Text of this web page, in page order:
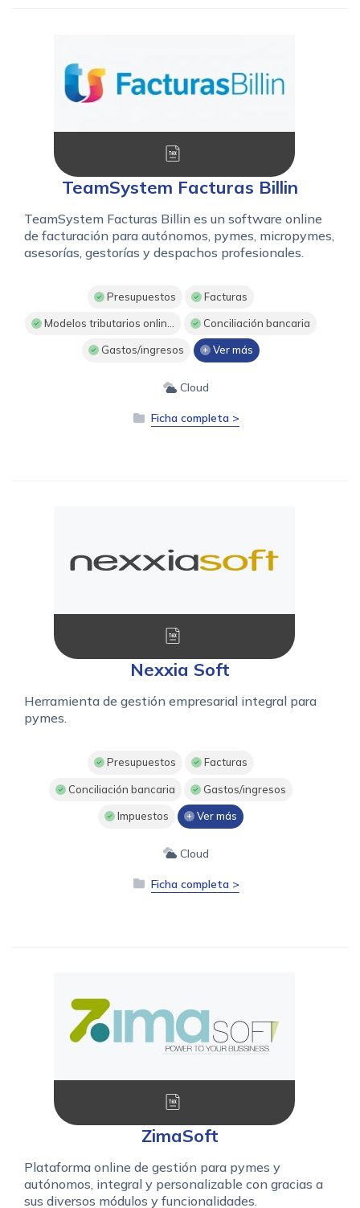
TeamSystem Facturas Billin
TeamSystem Facturas Billin es un software online
de facturación para autónomos, pymes, micropymes,
asesorías, gestorías y despachos profesionales.
Presupuestos Facturas
Modelos tributarios onlin... Conciliación bancaria
Gastos/ingresos Ver más
Cloud
Ficha completa >
Nexxia Soft
Herramienta de gestión empresarial integral para
pymes.
Presupuestos Facturas
Conciliación bancaria Gastos/ingresos
Impuestos Ver más
Cloud
Ficha completa >
ZimaSoft
Plataforma online de gestión para pymes y
autónomos, integral y personalizable con gracias a
sus diversos módulos y funcionalidades.